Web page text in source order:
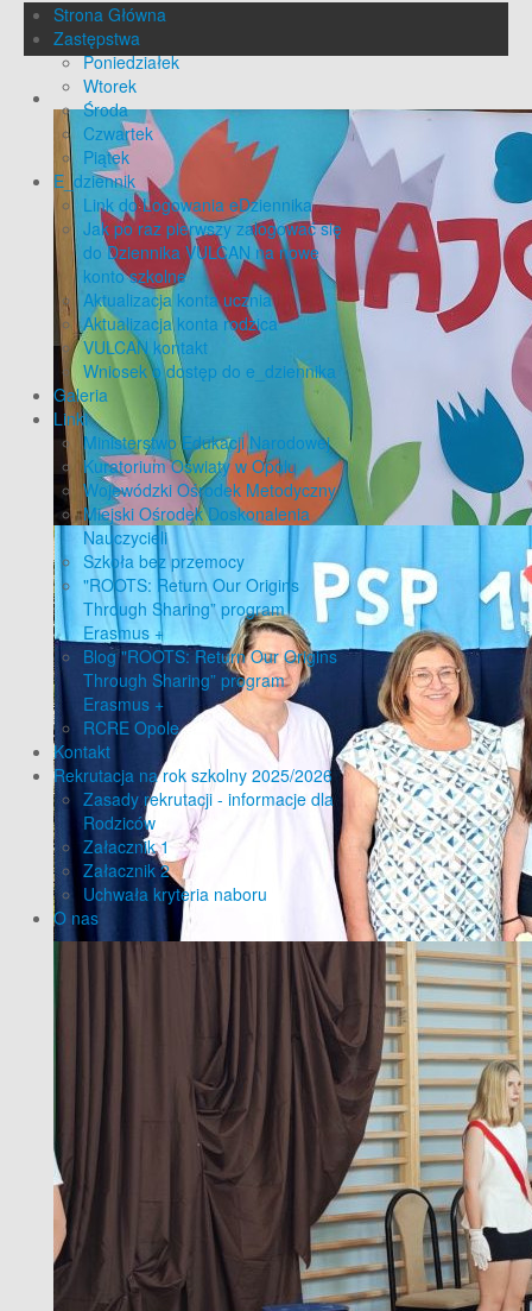
Strona Główna
Zastępstwa
Poniedziałek
Wtorek
Środa
Czwartek
Piątek
E_dziennik
Link do Logowania eDziennika
Jak po raz pierwszy zalogować się
do Dziennika VULCAN na nowe
konto szkolne
Aktualizacja konta ucznia
Aktualizacja konta rodzica
VULCAN kontakt
Wniosek o dostęp do e_dziennika
Galeria
Linki
Ministerstwo Edukacji Narodowej
Kuratorium Oświaty w Opolu
Wojewódzki Ośrodek Metodyczny
Miejski Ośrodek Doskonalenia
Nauczycieli
Szkoła bez przemocy
"ROOTS: Return Our Origins
Through Sharing” program
Erasmus +
Blog "ROOTS: Return Our Origins
Through Sharing” program
Erasmus +
RCRE Opole
Kontakt
Rekrutacja na rok szkolny 2025/2026
Zasady rekrutacji - informacje dla
Rodziców
Załacznik 1
Załacznik 2
Uchwała kryteria naboru
O nas